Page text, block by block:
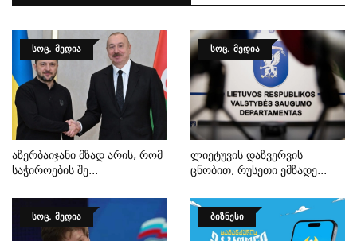
ᲡᲝᲪ. ᲛᲔᲓᲘᲐ
Აზერბაიჯანი Მზად Არის, Რომ
Საჭიროების Შე...
ᲡᲝᲪ. ᲛᲔᲓᲘᲐ
Ლიეტუვის Დაზვერვის
Ცნობით, Რუსეთი Ემზადე...
ᲡᲝᲪ. ᲛᲔᲓᲘᲐ ᲑᲘᲖᲜᲔᲡᲘ